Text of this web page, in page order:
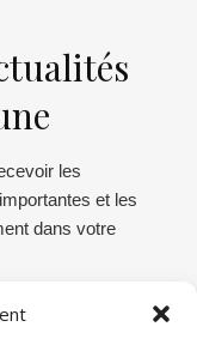
les
et les
dans votre
Abonnez-vous